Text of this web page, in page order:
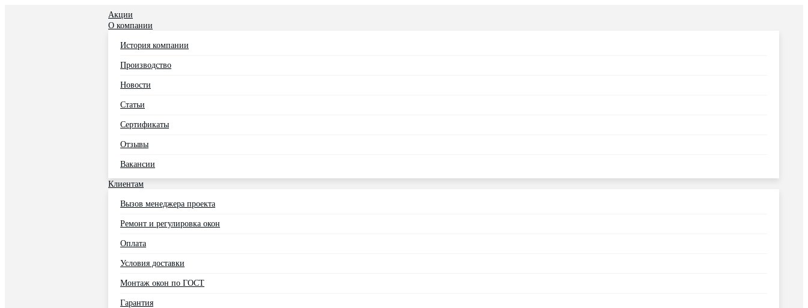
Акции
О компании
История компании
Производство
Новости
Статьи
Сертификаты
Отзывы
Вакансии
Клиентам
Вызов менеджера проекта
Ремонт и регулировка окон
Оплата
Условия доставки
Монтаж окон по ГОСТ
Гарантия